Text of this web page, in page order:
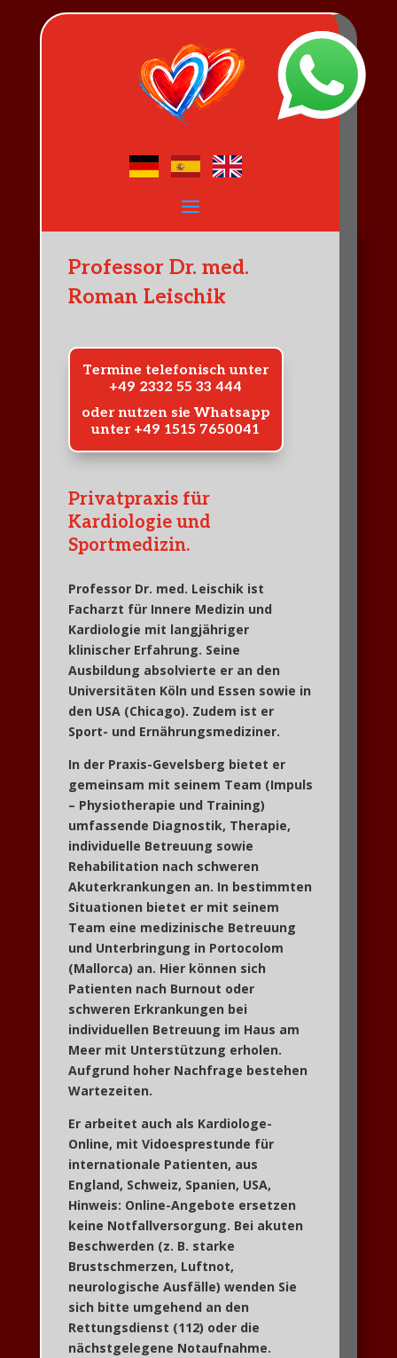
Professor Dr. med.
Roman Leischik
Termine telefonisch unter
+49 2332 55 33 444
oder nutzen sie Whatsapp
unter +49 1515 7650041
Privatpraxis für
Kardiologie und
Sportmedizin.
Professor Dr. med. Leischikist
Facharzt für Innere Medizin und
Kardiologie mit langjähriger
klinischer Erfahrung. Seine
Ausbildung absolvierte er an den
Universitäten Köln und Essen sowie in
den USA (Chicago). Zudem ist er
Sport- und Ernährungsmediziner.
In der Praxis-Gevelsberg bietet er
gemeinsam mit seinem Team (Impuls
– Physiotherapie und Training)
umfassende Diagnostik, Therapie,
individuelle Betreuung sowie
Rehabilitation nach schweren
Akuterkrankungen an. In bestimmten
Situationen bietet er mit seinem
Team eine medizinische Betreuung
und Unterbringung in Portocolom
(Mallorca) an. Hier können sich
Patienten nach Burnout oder
schweren Erkrankungen bei
individuellen Betreuung im Haus am
Meer mit Unterstützung erholen.
Aufgrund hoher Nachfrage bestehen
Wartezeiten.
Er arbeitet auch als Kardiologe-
Online, mit Vidoesprestunde für
internationale Patienten, aus
England, Schweiz, Spanien, USA,
Hinweis: Online-Angebote ersetzen
keine Notfallversorgung. Bei akuten
Beschwerden (z. B. starke
Brustschmerzen, Luftnot,
neurologische Ausfälle) wenden Sie
sich bitte umgehend an den
Rettungsdienst (112) oder die
nächstgelegene Notaufnahme.